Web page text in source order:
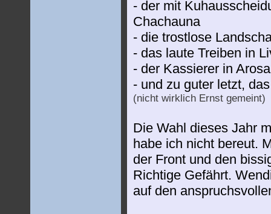
- der mit
Chachauna
- die trostlose
- das laute Treiben in
- der Kassierer in Arosa
- und zu guter letzt,
(nicht wirklich Ernst gemeint)
Die Wahl dieses Jahr
habe ich nicht bereut.
der Front und den
Richtige Gefährt.
auf den